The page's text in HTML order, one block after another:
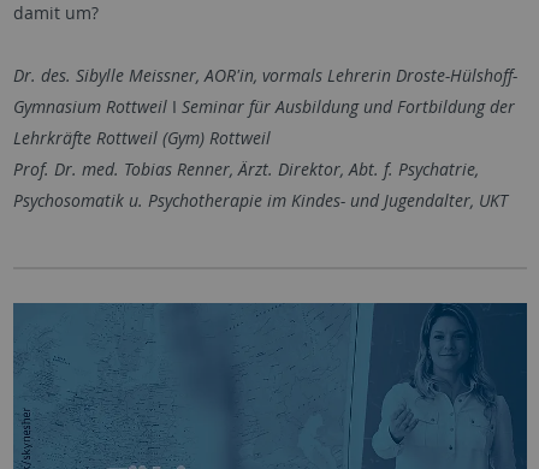
damit um?
Dr. des. Sibylle Meissner, AOR'in, vormals Lehrerin Droste-Hülshoff-
Gymnasium Rottweil I Seminar für Ausbildung und Fortbildung der
Lehrkräfte Rottweil (Gym) Rottweil
Prof. Dr. med. Tobias Renner, Ärzt. Direktor, Abt. f. Psychatrie,
Psychosomatik u. Psychotherapie im Kindes- und Jugendalter, UKT